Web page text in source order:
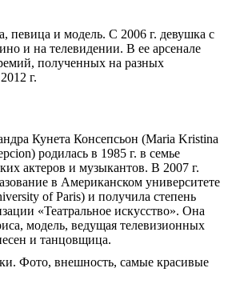
певица и модель. С 2006 г. девушка с
и на телевидении. В ее арсенале
полученных на разных
г.
Кунета Консепсьон (Maria Kristina
родилась в 1985 г. в семье
актеров и музыкантов. В 2007 г.
в Американском университете
of Paris) и получила степень
«Театральное искусство». Она
модель, ведущая телевизионных
и танцовщица.